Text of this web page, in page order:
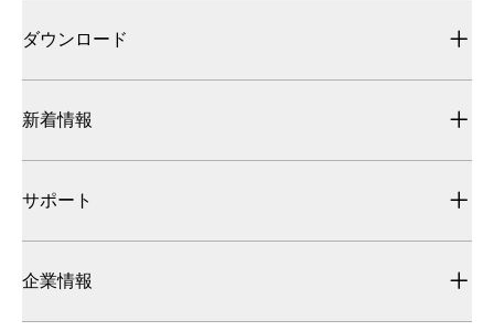
ダウンロード
新着情報
サポート
企業情報